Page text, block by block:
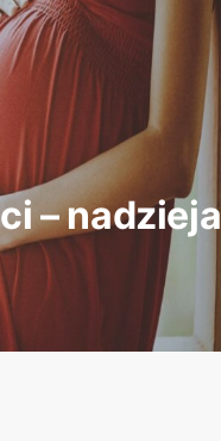
– nadzieja